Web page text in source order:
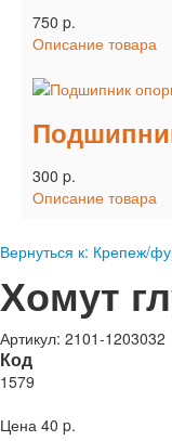
750 p.
Описание товара
300 p.
Описание товара
Вернуться к: Крепеж/
Хомут
Артикул: 2101-1203032
Код
1579
Цена 40 p.